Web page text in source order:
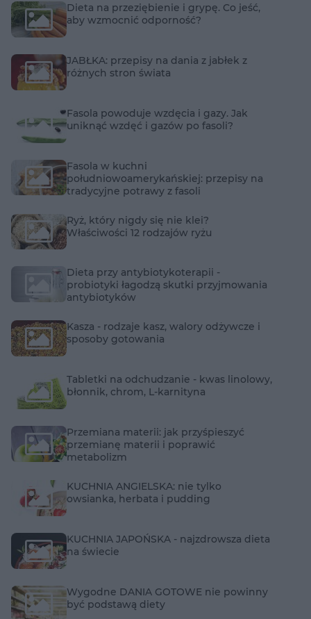
Dieta na przeziębienie i grypę. Co jeść,
aby wzmocnić odporność?
JABŁKA: przepisy na dania z jabłek z
różnych stron świata
Fasola powoduje wzdęcia i gazy. Jak
uniknąć wzdęć i gazów po fasoli?
Fasola w kuchni
południowoamerykańskiej: przepisy na
tradycyjne potrawy z fasoli
Ryż, który nigdy się nie klei?
Właściwości 12 rodzajów ryżu
Dieta przy antybiotykoterapii -
probiotyki łagodzą skutki przyjmowania
antybiotyków
Kasza - rodzaje kasz, walory odżywcze i
sposoby gotowania
Tabletki na odchudzanie - kwas linolowy,
błonnik, chrom, L-karnityna
Przemiana materii: jak przyśpieszyć
przemianę materii i poprawić
metabolizm
KUCHNIA ANGIELSKA: nie tylko
owsianka, herbata i pudding
KUCHNIA JAPOŃSKA - najzdrowsza dieta
na świecie
Wygodne DANIA GOTOWE nie powinny
być podstawą diety